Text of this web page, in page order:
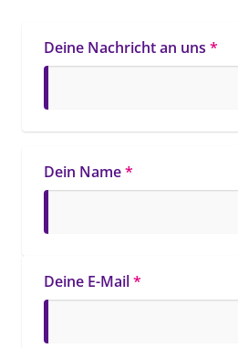
Deine Nachricht an uns *
Dein Name*
Deine E-Mail*